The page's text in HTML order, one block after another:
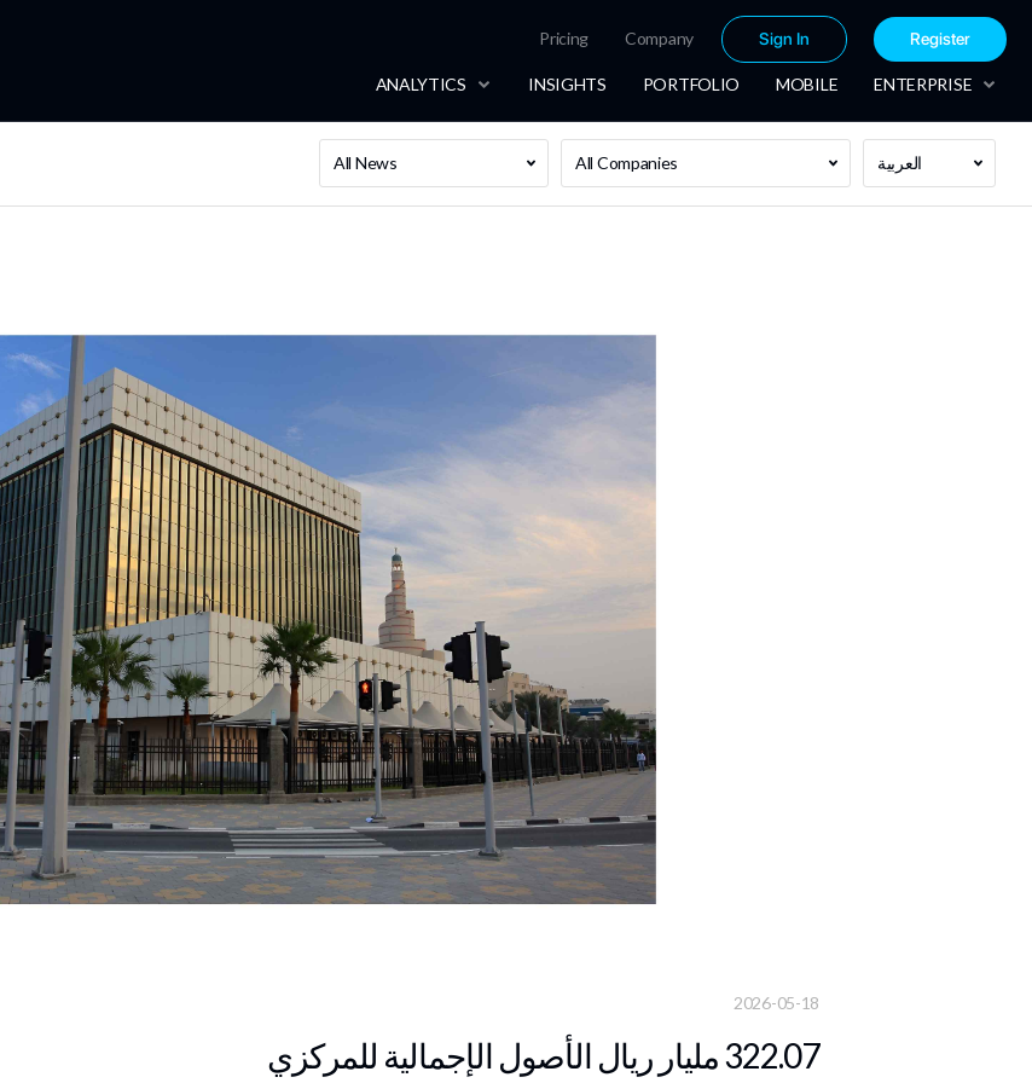
Pricing Company Sign In Register
ANALYTICS INSIGHTS PORTFOLIO MOBILE ENTERPRISE
All News All Companies العربية
2026-05-18
322.07 مليار ريال الأصول الإجمالية للمركزي